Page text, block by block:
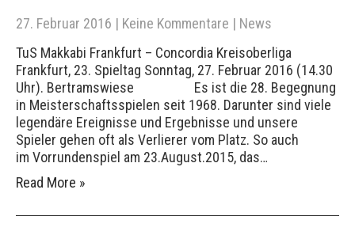
27. Februar 2016 | Keine Kommentare | News
TuS Makkabi Frankfurt – Concordia Kreisoberliga
Frankfurt, 23. Spieltag Sonntag, 27. Februar 2016 (14.30
Uhr). Bertramswiese Es ist die 28. Begegnung
in Meisterschaftsspielen seit 1968. Darunter sind viele
legendäre Ereignisse und Ergebnisse und unsere
Spieler gehen oft als Verlierer vom Platz. So auch
im Vorrundenspiel am 23.August.2015, das…
Read More »